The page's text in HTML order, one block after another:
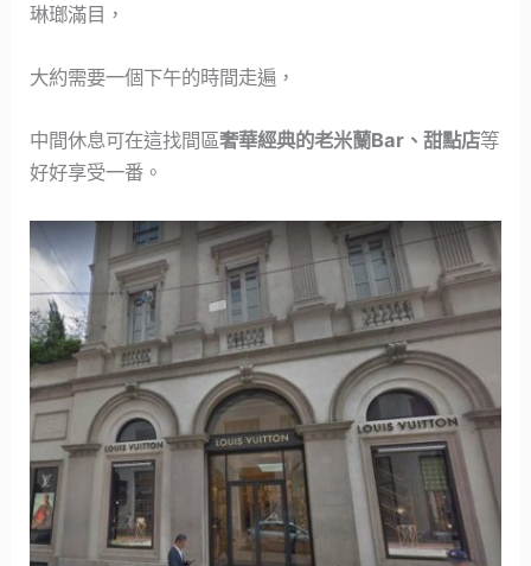
琳瑯滿目，
大約需要一個下午的時間走遍，
中間休息可在這找間區奢華經典的老米蘭Bar、甜點店等
好好享受一番。